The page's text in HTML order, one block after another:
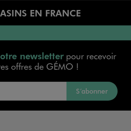
EN FRANCE
newsletterpour recevoir
offres de GÉMO !
S’abonner